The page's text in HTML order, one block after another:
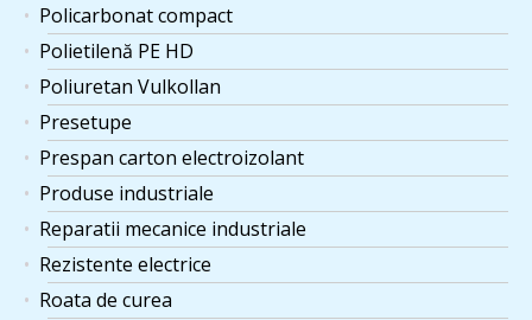
Policarbonat compact
Polietilenă PE HD
Poliuretan Vulkollan
Presetupe
Prespan carton electroizolant
Produse industriale
Reparatii mecanice industriale
Rezistente electrice
Roata de curea